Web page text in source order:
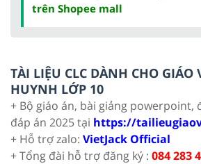
trên Shopee mall
TÀI LIỆU CLC DÀNH CHO GIÁO
HUYNH LỚP 10
+ Bộ giáo án, bài giảng powerpoint,
đáp án 2025 tại https://
+ Hỗ trợ zalo: VietJack Official
+ Tổng đài hỗ trợ đăng ký : 084 283